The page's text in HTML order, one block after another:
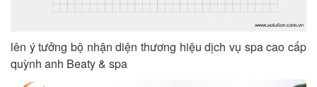
lên ý tưởng bộ nhận diện thương hiệu dịch vụ spa cao cấp
quỳnh anh Beaty & spa